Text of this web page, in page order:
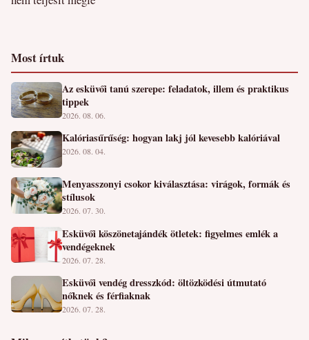
Most írtuk
Az esküvői tanú szerepe: feladatok, illem és praktikus
tippek
2026. 08. 06.
Kalóriasűrűség: hogyan lakj jól kevesebb kalóriával
2026. 08. 04.
Menyasszonyi csokor kiválasztása: virágok, formák és
stílusok
2026. 07. 30.
Esküvői köszönetajándék ötletek: figyelmes emlék a
vendégeknek
2026. 07. 28.
Esküvői vendég dresszkód: öltözködési útmutató
nőknek és férfiaknak
2026. 07. 28.